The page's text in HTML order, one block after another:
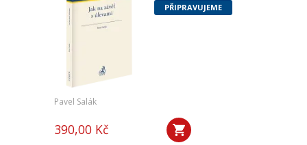
PŘIPRAVUJEME
Pavel Salák
390,00 Kč